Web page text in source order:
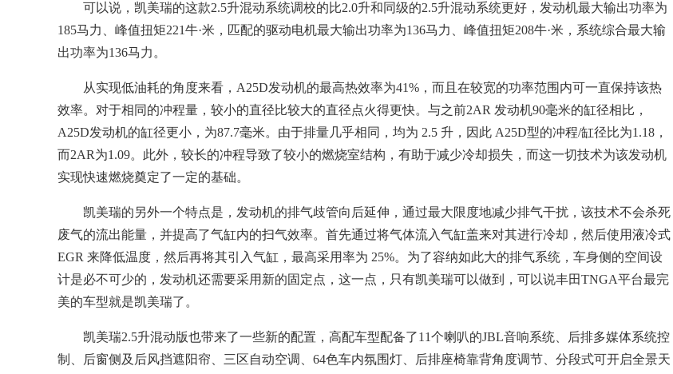
可以说，凯美瑞的这款2.5升混动系统调校的比2.0升和同级的2.5升混动系统更好，发动机最大输出功率为
185马力、峰值扭矩221牛·米，匹配的驱动电机最大输出功率为136马力、峰值扭矩208牛·米，系统综合最大输
出功率为136马力。
从实现低油耗的角度来看，A25D发动机的最高热效率为41%，而且在较宽的功率范围内可一直保持该热
效率。对于相同的冲程量，较小的直径比较大的直径点火得更快。与之前2AR 发动机90毫米的缸径相比，
A25D发动机的缸径更小，为87.7毫米。由于排量几乎相同，均为 2.5 升，因此 A25D型的冲程/缸径比为1.18，
而2AR为1.09。此外，较长的冲程导致了较小的燃烧室结构，有助于减少冷却损失，而这一切技术为该发动机
实现快速燃烧奠定了一定的基础。
凯美瑞的另外一个特点是，发动机的排气歧管向后延伸，通过最大限度地减少排气干扰，该技术不会杀死
废气的流出能量，并提高了气缸内的扫气效率。首先通过将气体流入气缸盖来对其进行冷却，然后使用液冷式
EGR 来降低温度，然后再将其引入气缸，最高采用率为 25%。为了容纳如此大的排气系统，车身侧的空间设
计是必不可少的，发动机还需要采用新的固定点，这一点，只有凯美瑞可以做到，可以说丰田TNGA平台最完
美的车型就是凯美瑞了。
凯美瑞2.5升混动版也带来了一些新的配置，高配车型配备了11个喇叭的JBL音响系统、后排多媒体系统控
制、后窗侧及后风挡遮阳帘、三区自动空调、64色车内氛围灯、后排座椅靠背角度调节、分段式可开启全景天